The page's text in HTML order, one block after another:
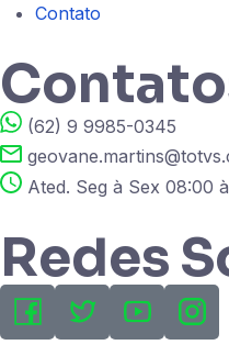
Contato
(62) 9 9985-0345
Ated. Seg à Sex 08:00
Redes